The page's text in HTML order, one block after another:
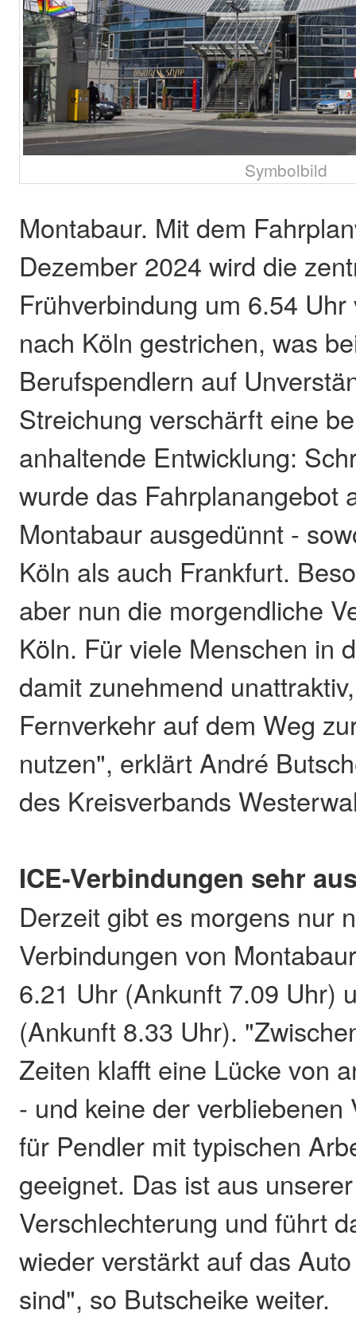
Symbolbild
Montabaur. Mit dem
Dezember 2024 wird die
Frühverbindung um 6.54
nach Köln gestrichen, was
Berufspendlern auf
Streichung verschärft eine
anhaltende Entwicklung:
wurde das Fahrplanangebot
Montabaur ausgedünnt -
Köln als auch Frankfurt.
aber nun die morgendliche
Köln. Für viele Menschen in
damit zunehmend
Fernverkehr auf dem Weg
nutzen", erklärt André
des Kreisverbands
ICE-Verbindungen sehr
Derzeit gibt es morgens nur
Verbindungen von
6.21 Uhr (Ankunft 7.09 Uhr)
(Ankunft 8.33 Uhr).
Zeiten klafft eine Lücke von
- und keine der verbliebenen
für Pendler mit typischen
geeignet. Das ist aus
Verschlechterung und führt
wieder verstärkt auf das
sind", so Butscheike weiter.